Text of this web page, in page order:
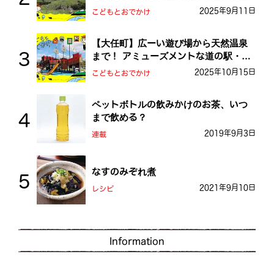
を探検しよう！
こどもとおでかけ 2025年9月11日
【大任町】広ーい遊び場から天然温泉
まで！ アミューズメントな道の駅・お
おとう桜街道
こどもとおでかけ 2025年10月15日
ペットボトルの飲みかけのお茶、いつ
まで飲める？
連載 2019年9月3日
なすのみぞれ煮
レシピ 2021年9月10日
Information